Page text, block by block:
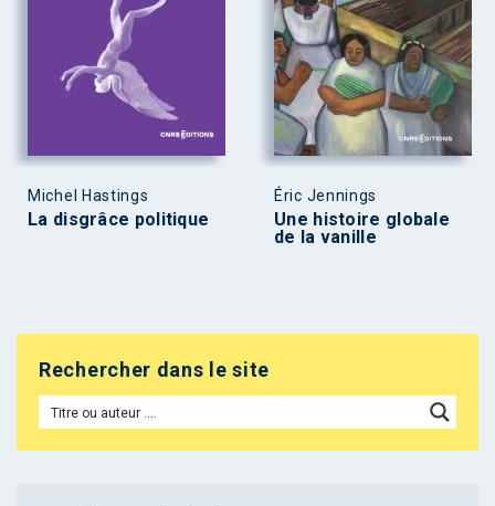
Michel Hastings
La disgrâce politique
Éric Jennings
Une histoire globale
de la vanille
Rechercher dans le site